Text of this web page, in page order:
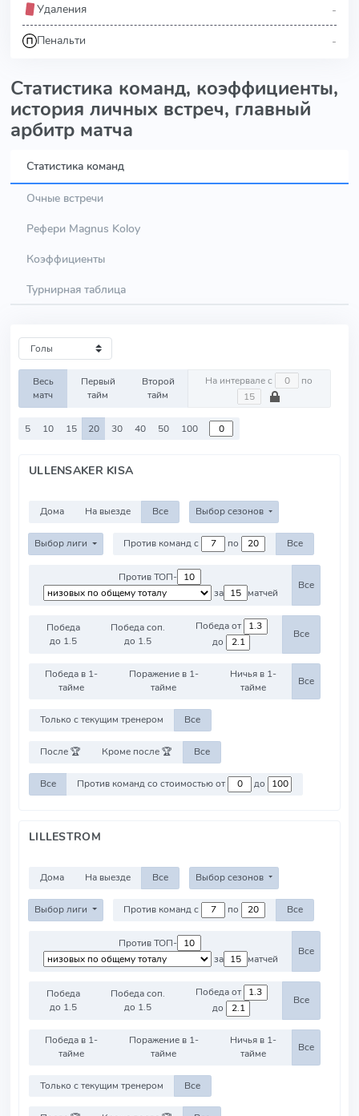
Удаления -
Пенальти -
Статистика команд, коэффициенты,
история личных встреч, главный
арбитр матча
Статистика команд
Очные встречи
Рефери Magnus Koloy
Коэффициенты
Турнирная таблица
Весь
матч
Первый
тайм
Второй
тайм
На интервале с по
5 10 15 20 30 40 50 100
ULLENSAKER KISA
Дома На выезде Все Выбор сезонов
Выбор лиги Против команд с по Все
Против ТОП-
за
матчей
Все
Победа
до 1.5
Победа соп.
до 1.5
Победа от
до
Все
Победа в 1-
тайме
Поражение в 1-
тайме
Ничья в 1-
тайме
Все
Только с текущим тренером Все
После 🏆 Кроме после 🏆 Все
Все Против команд со стоимостью от до
LILLESTROM
Дома На выезде Все Выбор сезонов
Выбор лиги Против команд с по Все
Против ТОП-
за
матчей
Все
Победа
до 1.5
Победа соп.
до 1.5
Победа от
до
Все
Победа в 1-
тайме
Поражение в 1-
тайме
Ничья в 1-
тайме
Все
Только с текущим тренером Все